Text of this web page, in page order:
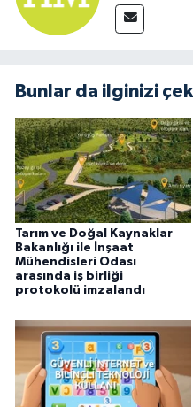
Bunlar da ilginizi
Tarım ve Doğal Kaynaklar
Bakanlığı ile İnşaat
Mühendisleri Odası
arasında iş birliği
protokolü imzalandı